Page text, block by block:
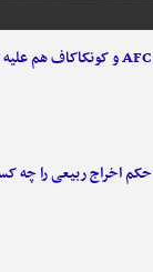
AFC و کونکاکاف هم علیه اینفانتینو شدند
حکم اخراج ربیعی را چه